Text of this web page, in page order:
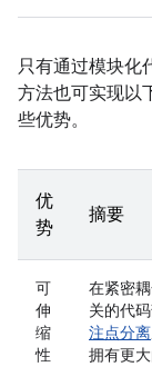
只有通过模块化
方法也可实现以
些优势。
优
势
摘要
可
伸
缩
性
在紧密
关的代
注点分离
拥有更大